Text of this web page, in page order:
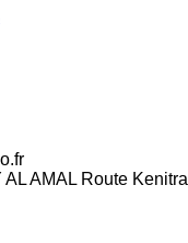
AMAL Route Kenitra